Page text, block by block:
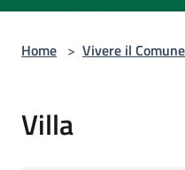
Home > Vivere il Comune
Villa